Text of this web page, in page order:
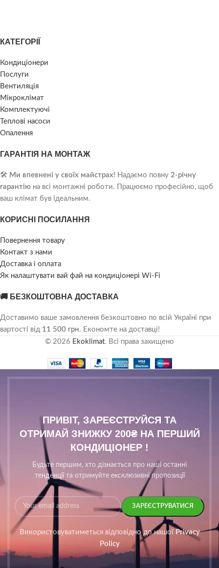
КАТЕГОРІЇ
Кондиціонери
Послуги
Вентиляція
Мікроклімат
Комплектуючі
Теплові насоси
Опалення
ГАРАНТІЯ НА МОНТАЖ
🛠️ Ми впевнені у своїх майстрах! Надаємо повну 2-річну
гарантію на всі монтажні роботи. Працюємо професійно, щоб
ваш клімат був ідеальним.
КОРИСНІ ПОСИЛАННЯ
Повернення товару
Контакт з нами
Доставка і оплата
Як налаштувати вай фай на кондиціонері Wi-Fi
🚚 БЕЗКОШТОВНА ДОСТАВКА
Доставимо ваше замовлення безкоштовно по всій Україні при
вартості від 11 500 грн. Економте на доставці!
© 2026 Ekoklimat. Всі права захищено
ПРИВІТ, ЗАРЕЄСТРУЙСЯ ТА
ОТРИМАЙ ЗНИЖКУ 200₴ НА ПЕРШИЙ
КОНДИЦІОНЕР !
Будьте першим, хто дізнається про наші останні
тенденції та отримуйте ексклюзивні пропозиції
Використовуватиметься відповідно до нашої Privacy
Policy